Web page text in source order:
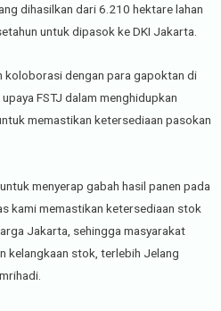
dihasilkan dari 6.210 hektare lahan
untuk dipasok ke DKI Jakarta.
koloborasi dengan para gapoktan di
FSTJ dalam menghidupkan
memastikan ketersediaan pasokan
menyerap gabah hasil panen pada
kami memastikan ketersediaan stok
Jakarta, sehingga masyarakat
kelangkaan stok, terlebih Jelang